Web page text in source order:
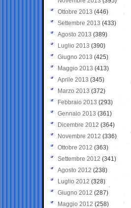
Ottobre 2013 (446)
Settembre 2013 (433)
Agosto 2013 (389)
Luglio 2013 (390)
Giugno 2013 (425)
Maggio 2013 (413)
Aprile 2013 (345)
Marzo 2013 (372)
Febbraio 2013 (293)
Gennaio 2013 (361)
Dicembre 2012 (364)
Novembre 2012 (336)
Ottobre 2012 (363)
Settembre 2012 (341)
Agosto 2012 (238)
Luglio 2012 (328)
Giugno 2012 (287)
Maggio 2012 (258)